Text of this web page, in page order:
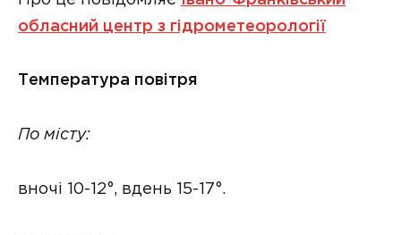
обласний центр з гідрометеорології
Температура повітря
По місту:
вночі 10-12°, вдень 15-17°.